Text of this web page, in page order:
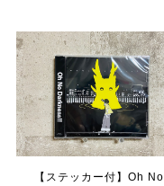
【ステッカー付】Oh No